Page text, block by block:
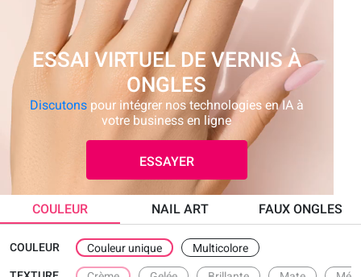
ESSAI VIRTUEL DE VERNIS À
ONGLES
Discutonspour intégrer nos technologies en IA à
votre business en ligne
ESSAYER
COULEUR NAIL ART FAUX ONGLES
COULEUR Couleur unique Multicolore